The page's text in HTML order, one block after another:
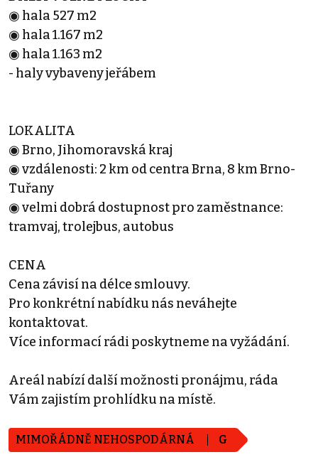
◉ hala 527 m2
◉ hala 1.167 m2
◉ hala 1.163 m2
- haly vybaveny jeřábem
LOKALITA
◉ Brno, Jihomoravská kraj
◉ vzdálenosti: 2 km od centra Brna, 8 km Brno-
Tuřany
◉ velmi dobrá dostupnost pro zaměstnance:
tramvaj, trolejbus, autobus
CENA
Cena závisí na délce smlouvy.
Pro konkrétní nabídku nás neváhejte
kontaktovat.
Více informací rádi poskytneme na vyžádání.
Areál nabízí další možnosti pronájmu, ráda
Vám zajistím prohlídku na místě.
MIMOŘÁDNĚ NEHOSPODÁRNÁ G